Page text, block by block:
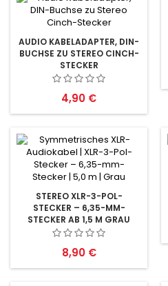
AUDIO KABELADAPTER, DIN-
BUCHSE ZU STEREO CINCH-
STECKER
Preis
4,90 €
STEREO XLR-3-POL-
STECKER – 6,35-MM-
STECKER AB 1,5 M GRAU
Preis
8,90 €